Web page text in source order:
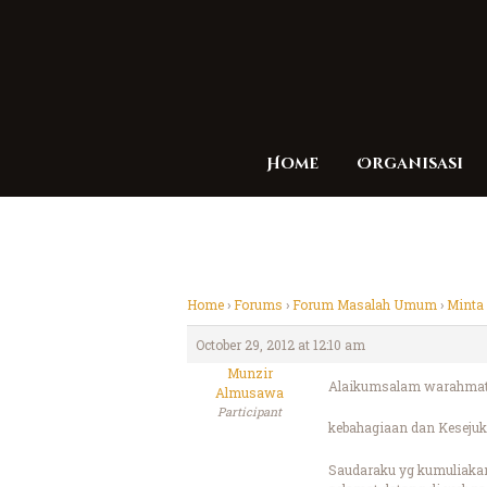
Home Organisasi
Home›Forums ›Forum Masalah Umum › Minta
October 29, 2012 at 12:10 am
Munzir
Almusawa
Participant
Alaikumsalam
kebahagiaan dan
Saudaraku yg